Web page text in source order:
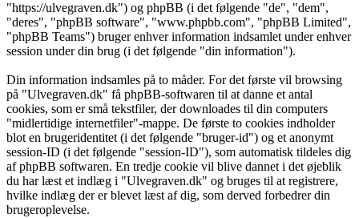
"https://ulvegraven.dk") og phpBB (i det følgende "de", "dem",
"deres", "phpBB software", "www.phpbb.com", "phpBB Limited",
"phpBB Teams") bruger enhver information indsamlet under enhver
session under din brug (i det følgende "din information").
Din information indsamles på to måder. For det første vil browsing
på "Ulvegraven.dk" få phpBB-softwaren til at danne et antal
cookies, som er små tekstfiler, der downloades til din computers
"midlertidige internetfiler"-mappe. De første to cookies indholder
blot en brugeridentitet (i det følgende "bruger-id") og et anonymt
session-ID (i det følgende "session-ID"), som automatisk tildeles dig
af phpBB softwaren. En tredje cookie vil blive dannet i det øjeblik
du har læst et indlæg i "Ulvegraven.dk" og bruges til at registrere,
hvilke indlæg der er blevet læst af dig, som derved forbedrer din
brugeroplevelse.